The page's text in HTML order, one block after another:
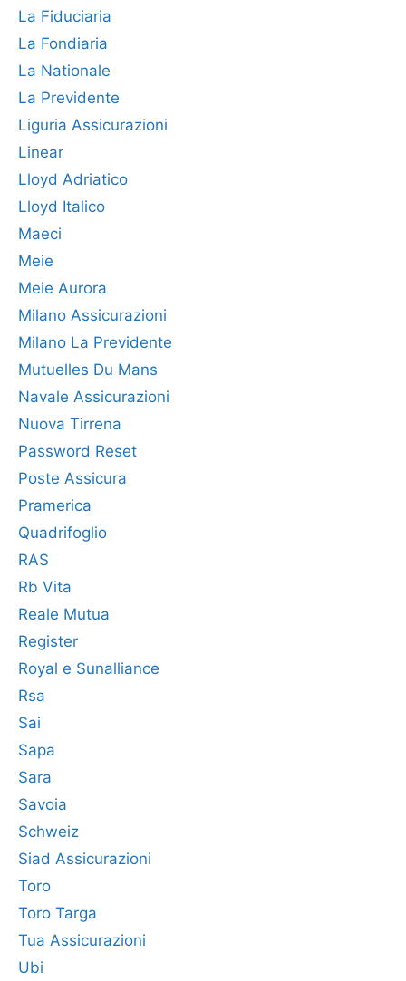
La Fiduciaria
La Fondiaria
La Nationale
La Previdente
Liguria Assicurazioni
Linear
Lloyd Adriatico
Lloyd Italico
Maeci
Meie
Meie Aurora
Milano Assicurazioni
Milano La Previdente
Mutuelles Du Mans
Navale Assicurazioni
Nuova Tirrena
Password Reset
Poste Assicura
Pramerica
Quadrifoglio
RAS
Rb Vita
Reale Mutua
Register
Royal e Sunalliance
Rsa
Sai
Sapa
Sara
Savoia
Schweiz
Siad Assicurazioni
Toro
Toro Targa
Tua Assicurazioni
Ubi